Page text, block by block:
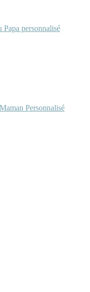
Papa personnalisé
Personnalisé